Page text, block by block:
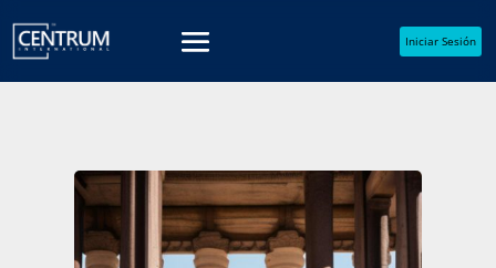
Iniciar Sesión